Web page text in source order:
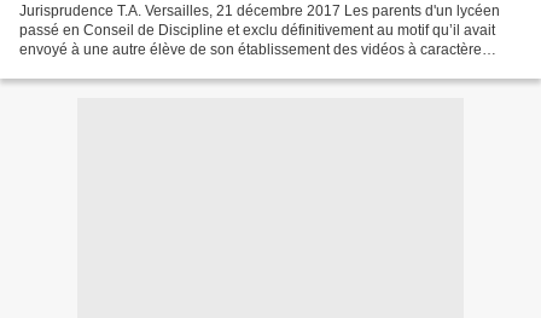
Jurisprudence T.A. Versailles, 21 décembre 2017 Les parents d'un lycéen
passé en Conseil de Discipline et exclu définitivement au motif qu’il avait
envoyé à une autre élève de son établissement des vidéos à caractère